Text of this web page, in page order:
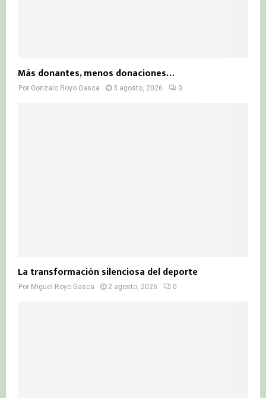
Más donantes, menos donaciones…
Por Gonzalo Royo Gasca 3 agosto, 2026 0
La transformación silenciosa del deporte
Por Miguel Royo Gasca 2 agosto, 2026 0